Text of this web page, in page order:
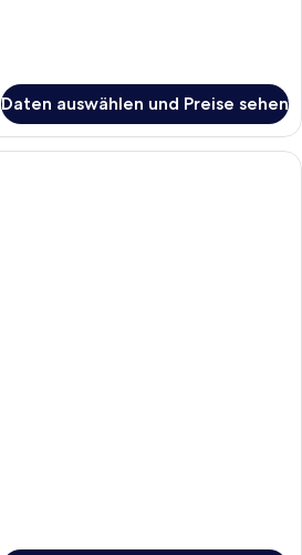
Daten auswählen und Preise sehen